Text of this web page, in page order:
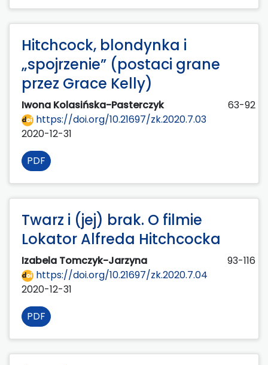
Hitchcock, blondynka i
„spojrzenie” (postaci grane
przez Grace Kelly)
Iwona Kolasińska-Pasterczyk
63-92
https://doi.org/10.21697/zk.2020.7.03
2020-12-31
PDF
Twarz i (jej) brak. O filmie
Lokator Alfreda Hitchcocka
Izabela Tomczyk-Jarzyna
93-116
https://doi.org/10.21697/zk.2020.7.04
2020-12-31
PDF